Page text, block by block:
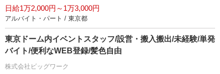
日給1万2,000円～1万3,000円
アルバイト・パート / 東京都
東京ドーム内イベントスタッフ/設営・搬入搬出/未経験/単発
バイト/便利なWEB登録/髪色自由
株式会社ビッグワーク